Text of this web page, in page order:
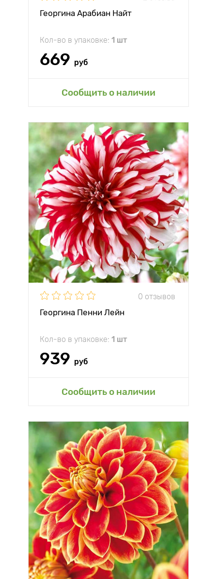
Георгина Арабиан Найт
Кол-во в упаковке: 1 шт
669 руб
Сообщить о наличии
0 отзывов
Георгина Пенни Лейн
Кол-во в упаковке: 1 шт
939 руб
Сообщить о наличии